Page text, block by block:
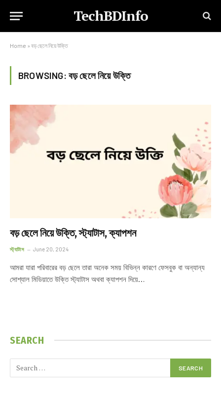
TechBDInfo
Home » বড় ছেলে নিয়ে উক্তি
BROWSING: বড় ছেলে নিয়ে উক্তি
বড় ছেলে নিয়ে উক্তি, স্ট্যাটাস, ক্যাপশন
স্ট্যাটাস June 20, 2024
আমরা যারা পরিবারের বড় ছেলে তারা অনেক সময় বিভিন্ন কারণে ফেসবুক বা অন্যান্য
সোশ্যাল মিডিয়াতে উক্তি স্ট্যাটাস অথবা ক্যাপশন দিয়ে…
SEARCH